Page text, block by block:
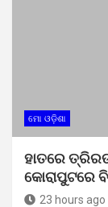
ମୋ ଓଡ଼ିଶା
ହାତରେ
କୋରାପୁଟରେ
23 hours ago